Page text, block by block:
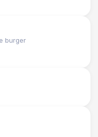
burger